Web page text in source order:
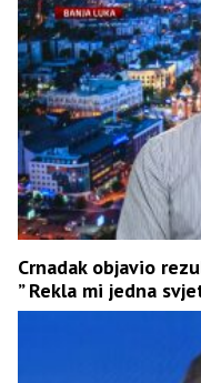
Crnadak objavio
” Rekla mi jedna